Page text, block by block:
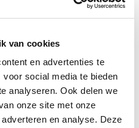
van cookies
en advertenties te
social media te bieden
analyseren. Ook delen we
onze site met onze
en analyse. Deze